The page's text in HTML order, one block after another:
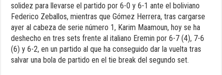
solidez para llevarse el partido por 6-0 y 6-1 ante el boliviano
Federico Zeballos, mientras que Gómez Herrera, tras cargarse
ayer al cabeza de serie número 1, Karim Maamoun, hoy se ha
deshecho en tres sets frente al italiano Eremin por 6-7 (4), 7-6
(6) y 6-2, en un partido al que ha conseguido dar la vuelta tras
salvar una bola de partido en el tie break del segundo set.